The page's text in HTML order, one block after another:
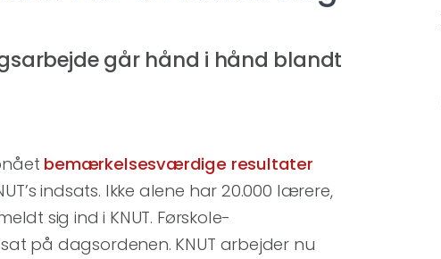
går hånd i hånd blandt
bemærkelsesværdige resultater
indsats. Ikke alene har 20.000 lærere,
sig ind i KNUT. Førskole-
på dagsordenen. KNUT arbejder nu